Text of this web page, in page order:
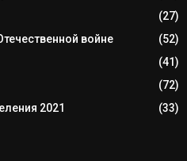
(27)
войне
(52)
(41)
(72)
2021
(33)